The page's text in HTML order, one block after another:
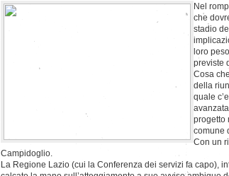
Nel
che
stadio
loro
previste
Cosa
della
quale
progetto
comune
Con un
Campidoglio.
La Regione Lazio (cui la Conferenza dei servizi fa capo),